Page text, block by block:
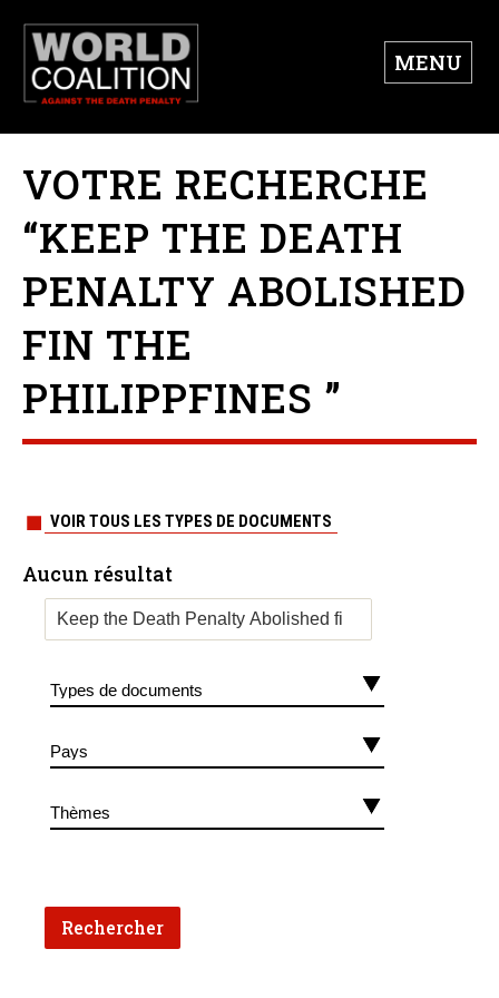
MENU
VOTRE RECHERCHE
“KEEP THE DEATH
PENALTY ABOLISHED
FIN THE
PHILIPPFINES ”
VOIR TOUS LES TYPES DE DOCUMENTS
Aucun résultat